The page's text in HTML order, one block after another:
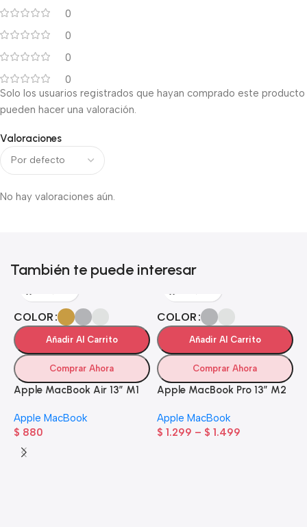
0
0
0
0
Valoraciones
No hay valoraciones aún.
Solo los usuarios registrados que hayan comprado este producto
pueden hacer una valoración.
También te puede interesar
COLOR
Añadir Al Carrito
Comprar Ahora
Apple MacBook Air 13” M1
Apple MacBook
$ 880
COLOR
Añadir Al Carrito
Comprar Ahora
Apple MacBook Pro 13” M2
Apple MacBook
$ 1.299 – $ 1.499